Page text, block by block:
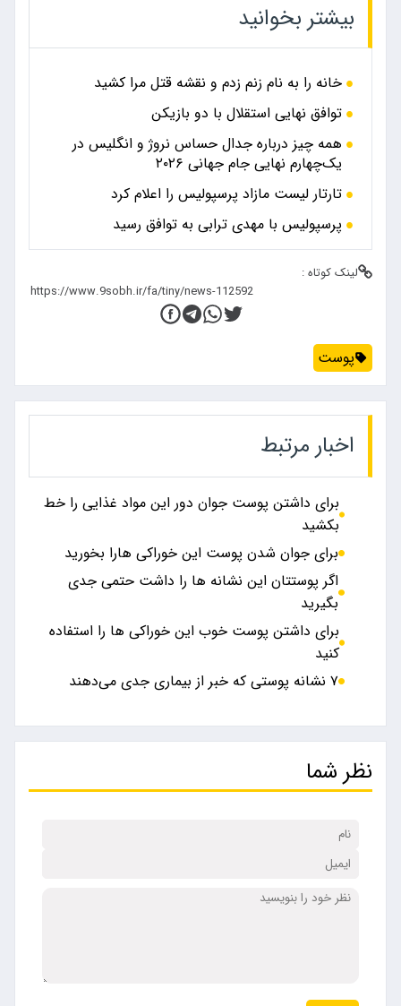
بیشتر بخوانید
خانه را به نام زنم زدم و نقشه قتل مرا کشید
توافق نهایی استقلال با دو بازیکن
همه چیز درباره جدال حساس نروژ و انگلیس در
یک‌چهارم نهایی جام جهانی ۲۰۲۶
تارتار لیست مازاد پرسپولیس را اعلام کرد
پرسپولیس با مهدی ترابی به توافق رسید
لینک کوتاه :
پوست
اخبار مرتبط
برای داشتن پوست جوان دور این مواد غذایی را خط
بکشید
برای جوان شدن پوست این خوراکی هارا بخورید
اگر پوستتان این نشانه ها را داشت حتمی جدی
بگیرید
برای داشتن پوست خوب این خوراکی ها را استفاده
کنید
۷ نشانه‌ پوستی که خبر از بیماری جدی می‌دهند
نظر شما